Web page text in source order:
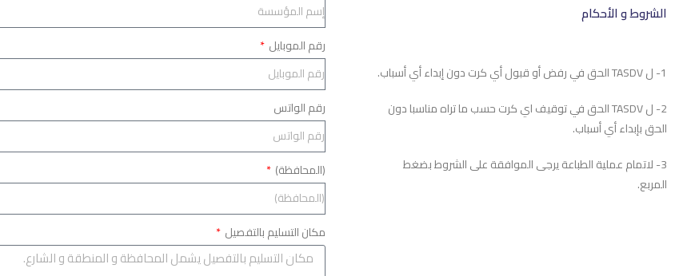
الشروط و الأحكام
1- ل TASDV الحق في رفض أو قبول أي كرت دون إبداء أي أسباب.
2- ل TASDV الحق في توقيف اي كرت حسب ما تراه مناسبا دون
الحق بإبداء أي أسباب.
3- لاتمام عملية الطباعة يرجى الموافقة على الشروط بضغط
المربع.
رقم الموبايل
رقم الواتس
(المحافظة)
مكان التسليم بالتفصيل